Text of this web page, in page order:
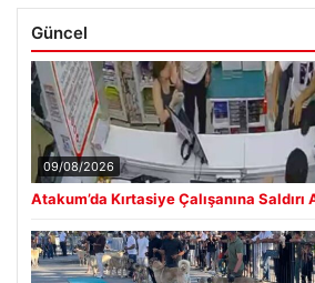
Güncel
09/08/2026
Atakum’da Kırtasiye Çalışanına